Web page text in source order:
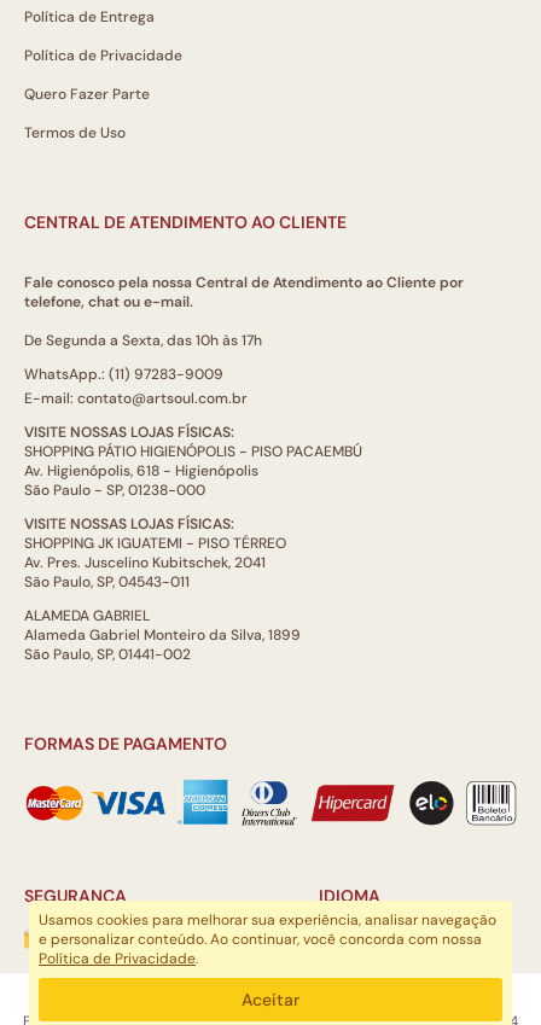
Política de Entrega
Política de Privacidade
Quero Fazer Parte
Termos de Uso
CENTRAL DE ATENDIMENTO AO CLIENTE
Fale conosco pela nossa Central de Atendimento ao Cliente por
telefone, chat ou e-mail.
De Segunda a Sexta, das 10h às 17h
WhatsApp.: (11) 97283-9009
E-mail: contato@artsoul.com.br
VISITE NOSSAS LOJAS FÍSICAS:
SHOPPING PÁTIO HIGIENÓPOLIS - PISO PACAEMBÚ
Av. Higienópolis, 618 - Higienópolis
São Paulo - SP, 01238-000
VISITE NOSSAS LOJAS FÍSICAS:
SHOPPING JK IGUATEMI - PISO TÉRREO
Av. Pres. Juscelino Kubitschek, 2041
São Paulo, SP, 04543-011
ALAMEDA GABRIEL
Alameda Gabriel Monteiro da Silva, 1899
São Paulo, SP, 01441-002
FORMAS DE PAGAMENTO
SEGURANÇA IDIOMA
ARTSOUL COMUNICAÇÃO DIGITAL LTDA | CNPJ: 29.752.781/0001-52
Usamos cookies para melhorar sua experiência, analisar navegação
e personalizar conteúdo. Ao continuar, você concorda com nossa
Política de Privacidade.
Aceitar